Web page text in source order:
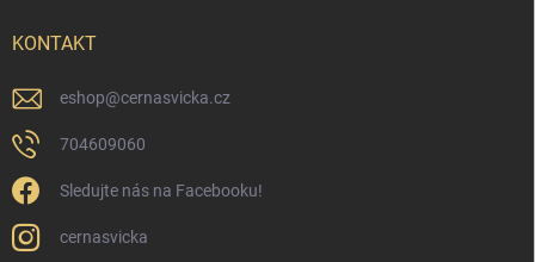
KONTAKT
eshop@cernasvicka.cz
704609060
Sledujte nás na Facebooku!
cernasvicka